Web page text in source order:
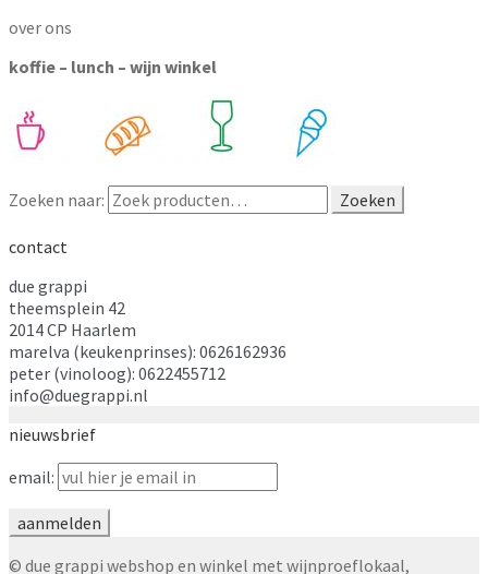
over ons
koffie – lunch – wijn winkel
Zoeken naar: Zoeken
contact
due grappi
theemsplein 42
2014 CP Haarlem
marelva (keukenprinses): 0626162936
peter (vinoloog): 0622455712
info@duegrappi.nl
nieuwsbrief
email:
© due grappi webshop en winkel met wijnproeflokaal,